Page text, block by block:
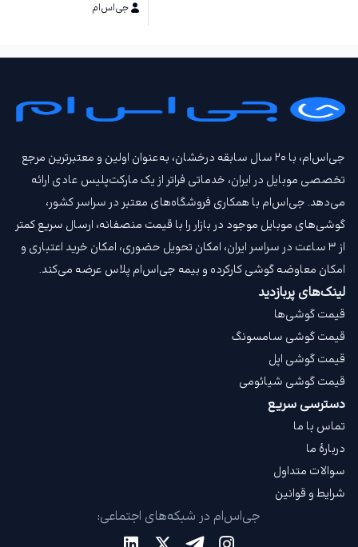
جی‌اس‌ام
جی‌اس‌ام، با ۲۰ سال سابقه درخشان، به‌عنوان اولین و معتبرترین مرجع
تخصصی موبایل در ایران، خدماتی فراتر از یک مارکت‌پلیس عادی ارائه
می‌دهد. جی‌اس‌ام با همکاری فروشگاه‌های معتبر در سراسر کشور،
گوشی‌های موبایل موجود در بازار را با قیمت‌ منصفانه، ارسال سریع کمتر
از ۳ ساعت در سراسر ایران، امکان تحویل حضوری، امکان خرید اعتباری و
امکان معاوضه گوشی کارکرده و بیمه جی‌اس‌ام‌ پلاس عرضه می‌کند.
لینک‌های پربازدید
قیمت گوشی‌ها
قیمت گوشی سامسونگ
قیمت گوشی اپل
قیمت گوشی شیائومی
دسترسی سریع
تماس با ما
دربارهٔ ما
سوالات متداول
شرایط و قوانین
جی‌اس‌ام در شبکه‌های اجتماعی: